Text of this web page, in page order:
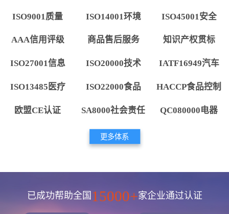
ISO9001质量 ISO14001环境 ISO45001安全
AAA信用评级 商品售后服务 知识产权贯标
ISO27001信息 ISO20000技术 IATF16949汽车
ISO13485医疗 ISO22000食品 HACCP食品控制
欧盟CE认证 SA8000社会责任 QC080000电器
更多体系
已成功帮助全国 15000+家企业通过认证